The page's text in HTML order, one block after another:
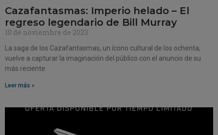
Cazafantasmas: Imperio helado – El
regreso legendario de Bill Murray
10 de noviembre de 2023
La saga de los Cazafantasmas, un ícono cultural de los ochenta,
vuelve a capturar la imaginación del público con el anuncio de su
más reciente
Leer más »